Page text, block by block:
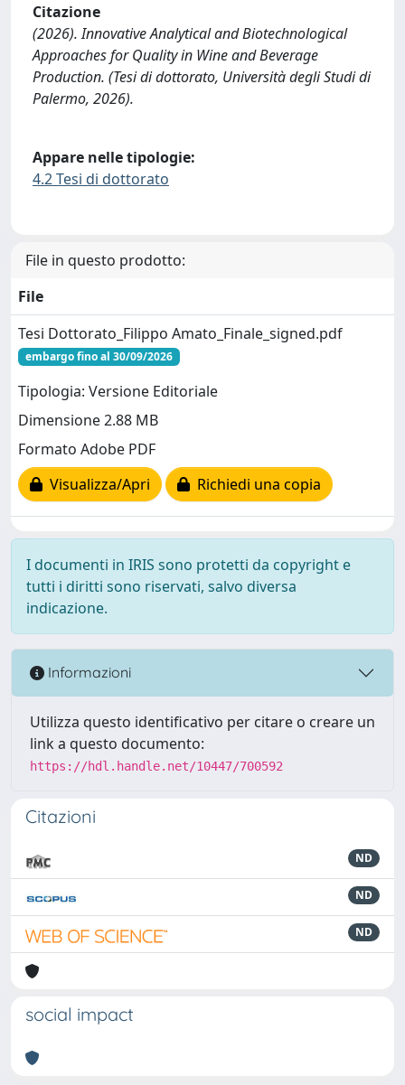
Citazione
(2026). Innovative Analytical and Biotechnological
Approaches for Quality in Wine and Beverage
Production. (Tesi di dottorato, Università degli Studi di
Palermo, 2026).
Appare nelle tipologie:
4.2 Tesi di dottorato
File in questo prodotto:
File
Tesi Dottorato_Filippo Amato_Finale_signed.pdf
embargo fino al 30/09/2026
Tipologia: Versione Editoriale
Dimensione 2.88 MB
Formato Adobe PDF
Visualizza/Apri
Richiedi una copia
I documenti in IRIS sono protetti da copyright e
tutti i diritti sono riservati, salvo diversa
indicazione.
Informazioni
Utilizza questo identificativo per citare o creare un
link a questo documento:
https://hdl.handle.net/10447/700592
Citazioni
ND
ND
ND
social impact